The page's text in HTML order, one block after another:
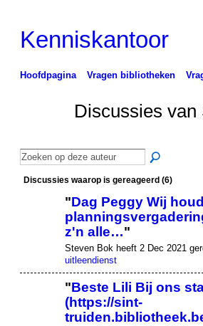
Kenniskantoor
Hoofdpagina Vragen bibliotheken
Discussies van
Discussies waarop is gereageerd (6)
"Dag Peggy Wij
z'n alle…"
Steven Bok heeft 2 Dec 2021
uitleendienst
"Beste Lili Bij ons
(https://sint-